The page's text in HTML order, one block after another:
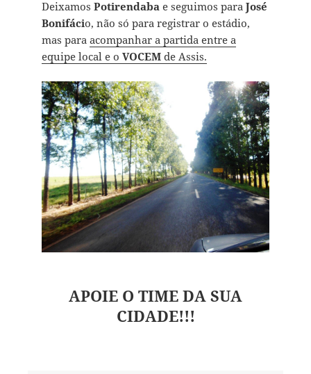
Deixamos Potirendabae seguimos para José
Bonifácio, não só para registrar o estádio,
mas para acompanhar a partida entre a
equipe local e o VOCEMde Assis.
APOIE O TIME DA SUA
CIDADE!!!